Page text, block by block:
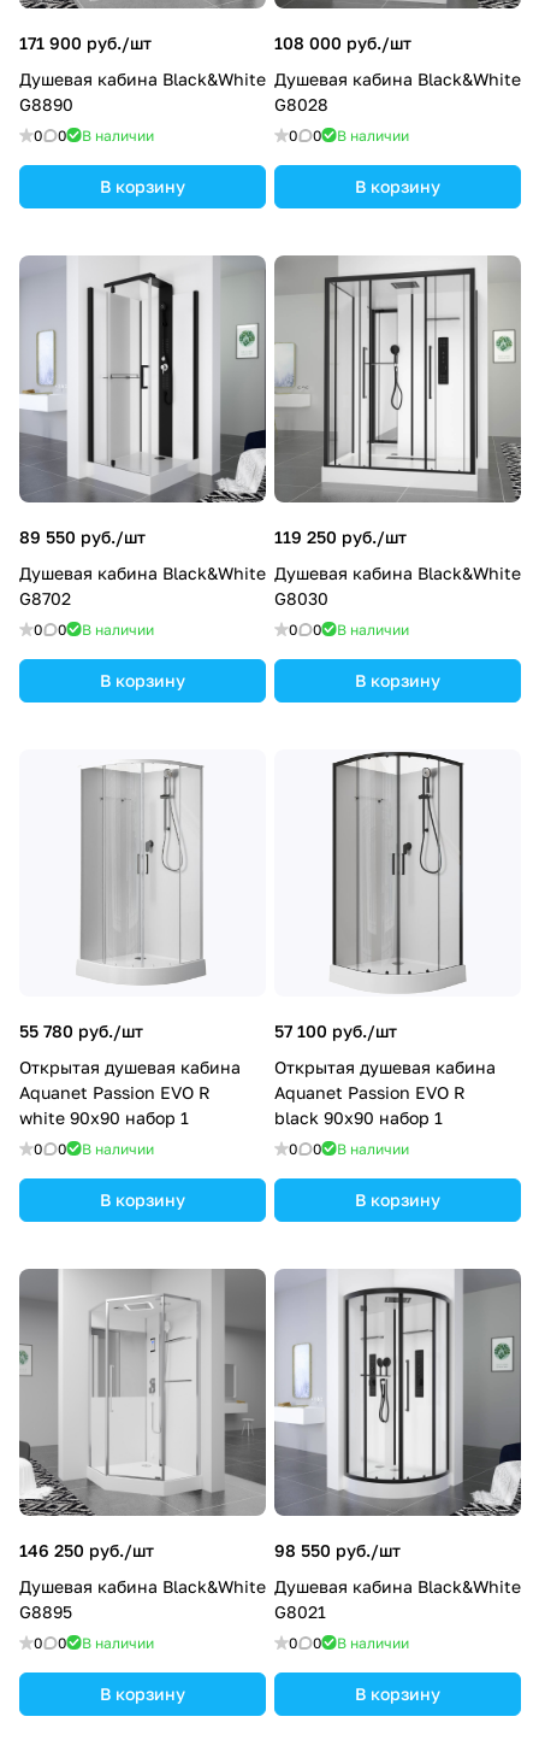
171 900 руб./шт
Душевая кабина Black&White
G8890
0 0 В наличии
В корзину
108 000 руб./шт
Душевая кабина Black&White
G8028
0 0 В наличии
В корзину
89 550 руб./шт
Душевая кабина Black&White
G8702
0 0 В наличии
В корзину
119 250 руб./шт
Душевая кабина Black&White
G8030
0 0 В наличии
В корзину
55 780 руб./шт
Открытая душевая кабина
Aquanet Passion EVO R
white 90x90 набор 1
0 0 В наличии
В корзину
57 100 руб./шт
Открытая душевая кабина
Aquanet Passion EVO R
black 90x90 набор 1
0 0 В наличии
В корзину
146 250 руб./шт
Душевая кабина Black&White
G8895
0 0 В наличии
В корзину
98 550 руб./шт
Душевая кабина Black&White
G8021
0 0 В наличии
В корзину